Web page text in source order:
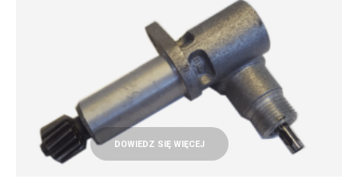
DOWIEDZ SIĘ WIĘCEJ